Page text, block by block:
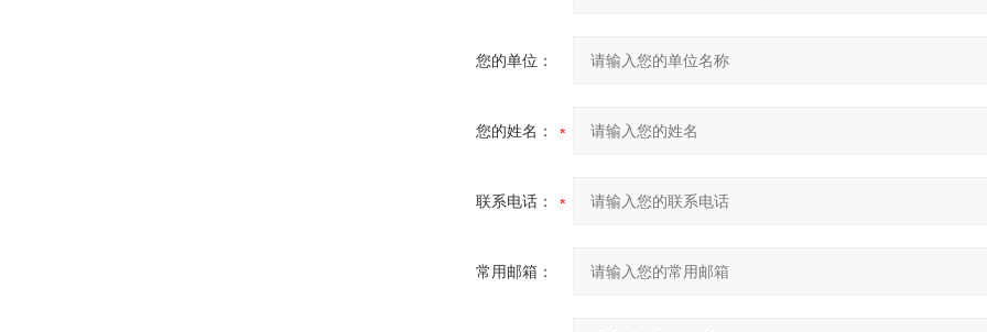
您的单位：
您的姓名：
联系电话：
常用邮箱：